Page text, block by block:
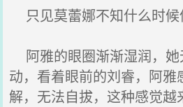
只见莫蕾娜不知什么时候
阿雅的眼圈渐渐湿润，她
动，看着眼前的刘睿，阿雅
解，无法自拔，这种感觉越